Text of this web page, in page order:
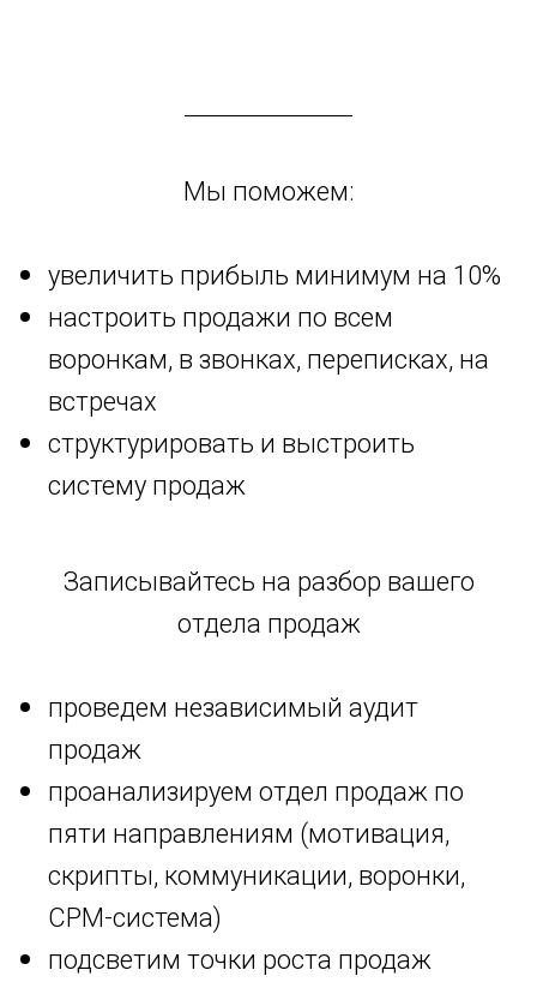
Мы поможем:
увеличить прибыль минимум на 10%
настроить продажи по всем
воронкам, в звонках, переписках, на
встречах
структурировать и выстроить
систему продаж
Записывайтесь на разбор вашего
отдела продаж
проведем независимый аудит
продаж
проанализируем отдел продаж по
пяти направлениям (мотивация,
скрипты, коммуникации, воронки,
СРМ-система)
подсветим точки роста продаж